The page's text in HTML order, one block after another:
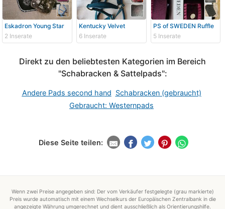
Eskadron Young Star
2 Inserate
Kentucky Velvet
6 Inserate
PS of SWEDEN Ruffle
5 Inserate
Direkt zu den beliebtesten Kategorien im Bereich
"Schabracken & Sattelpads":
Andere Pads second hand Schabracken (gebraucht)
Gebraucht: Westernpads
Diese Seite teilen:
Wenn zwei Preise angegeben sind: Der vom Verkäufer festgelegte (grau markierte)
Preis wurde automatisch mit einem Wechselkurs der Europäischen Zentralbank in die
angezeigte Währung umgerechnet und dient ausschließlich als Orientierungshilfe.